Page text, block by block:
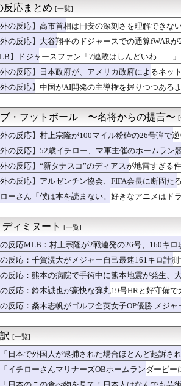
までの観光大国に発展した本当の理由がこちら
家宅捜索！←「韓ドラのような展開だ」（海外
大谷翔平が7回1死満塁で併殺打、佐々木朗希の
和真が守備でとっさの好判断！【MLB】
ぶりに英国人力士が誕生！←「素晴らしい挑戦
を食べる罪【ポーランドボール】
政府が、アメリカ政府によるネットミームとし
ー協会の性接待報道、海外でも大騒ぎに・・・
男子ワールドカップ予選における外国人審判へ
まれ！」栃木でシャインマスカット400房が盗難
チーム」鈴木誠也のタイムリーなどでカブスが5
アがロンドン五輪銅メダルはく奪の可能性を報
良いぞ」小規模だけどお勧めな日本の観光名所
メって高カロリーだよな！←「お好み焼きの優勝
国の史上最も美しい女優を選ぶなら誰になる？」
ている無人店舗でどのような人が買い物をして
感じた日本への強烈なフィルター」 中国人「
ドチャンスを与えたゲーム」で大盛り上がり！
ブームが起きてんの草。あんだけ仲が悪かった
難しい顔の男たちが部屋で喋ってるだけだった
反応まとめ [一覧]
外の反応】高市首相は円安の深刻さを理解でき
い → 「状況を理解していないからって理由なら
なるのも遠くないな」
外の反応】大谷翔平のドジャースでの通算fWAR
るな」「契約終了時にはどれくらいの数字になる
】ドジャースファン「7連敗はしんどいわ……
増えるけど結局10月には勝って終わるんだよ」
外の反応】日本政府が、アメリカ政府によるネ
いんだろうな」「任天堂の法務部隊が出てくるぞ」
外の反応】中国がAI開発の主導権を握りつつあ
・フットボール 〜名将からの提言〜
外の反応】村上宗隆が100マイル粉砕の26号弾で
外の反応】52歳イチロー、マ軍主催のホームラ
外の反応】“新タナスコ”のディアスが地雷すぎ
外の反応】アルゼンチン協会、FIFA会長に断固た
ーさん「僕は本を読まない。好きなアニメはド
ィミヌート [一覧]
反応MLB：村上宗隆が2戦連発の26号、160キ
反応：千賀滉大がメジャー自己最速161キロ計
反応：熊本の病院で手術中に熊本地震が発生、
反応：鈴木誠也が豪快な弾丸19号HRと好守備
絶賛
反応：桑木志帆がゴルフ全英女子OP優勝 メジ
[一覧]
日本で外国人が逮捕された場合ほとんど起訴され
イチローさんマリナーズOBホームランダービー